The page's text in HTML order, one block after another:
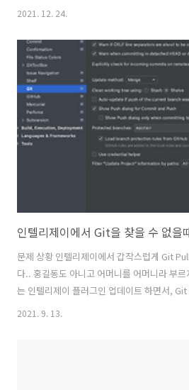
다. 알림을 다시 수신 받는 방법 먼저 시스템
용"이라고 적힌 부분에 "디스플레이를 미러
되어 있는지 확인 하자. 마치며 한동안 이거
았다. 너무 문제가 많았지만, 알고 봤더니 이
하는 상황에서 발생 하는 케이스 였다 ㅠㅠ 아
하면 비슷한 상황이 자주 있을꺼라 적어본다.
2021. 12. 24.
문제 상황 인텔리제이에서 갑작스럽게 Git
다.. 홍길동도 아니고 어머니를 어머니라 부
는 인텔리제이 플러그인 업데이트 하면서,
1. 터미널에서 아래와 같이 Git 바이너리의
2021. 9. 13.